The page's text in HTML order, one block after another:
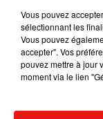
Musique
Vous pouvez
sélectionnant les
Vous pouvez
accepter". Vos
pouvez mettre à jour
moment via le lien